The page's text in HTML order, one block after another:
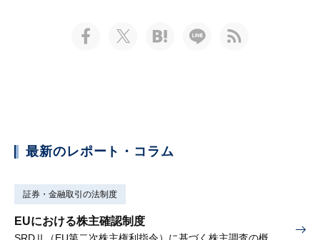
最新のレポート・コラム
証券・金融取引の法制度
EUにおける株主確認制度